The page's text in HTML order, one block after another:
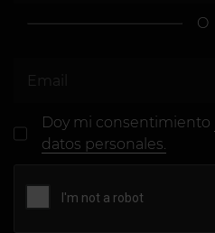
O
Doy mi consentimiento
datos personales.